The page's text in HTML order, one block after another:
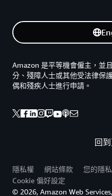
回
Amazon 是平等機會僱主，並
分、殘障人士或其他受法律保
偶和殘疾人士進行申請。
隱私權 網站條款
您的隱
Cookie 偏好設定
© 2026, Amazon Web